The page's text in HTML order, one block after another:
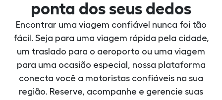
ponta dos seus dedos
Encontrar uma viagem confiável nunca foi tão
fácil. Seja para uma viagem rápida pela cidade,
um traslado para o aeroporto ou uma viagem
para uma ocasião especial, nossa plataforma
conecta você a motoristas confiáveis ​​na sua
região. Reserve, acompanhe e gerencie suas